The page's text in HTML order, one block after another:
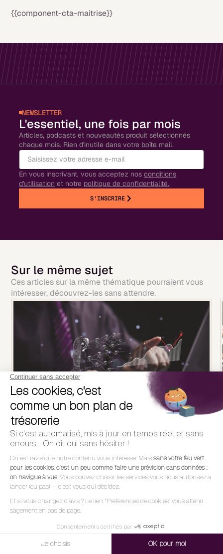
{{component-cta-maitrise}}
NEWSLETTER
L'essentiel, une fois par mois
Articles, podcasts et nouveautés produit sélectionnés
chaque mois. Rien d'inutile dans votre boîte mail.
En vous inscrivant, vous acceptez nosconditions
d'utilisation et notre politique de confidentialité.
S'INSCRIRE
Sur le même sujet
Ces articles sur la même thématique pourraient vous
intéresser, découvrez-les sans attendre.
Peut-on gérer la trésorerie de sa PME avec
une IA générative (ChatGPT, Claude) ?
L'IA générative excelle pour analyser et rédiger, mais
ne peut pas piloter la trésorerie : pas de données
temps réel, ni mémoire, ni actions.
LIRE L'ARTICLE